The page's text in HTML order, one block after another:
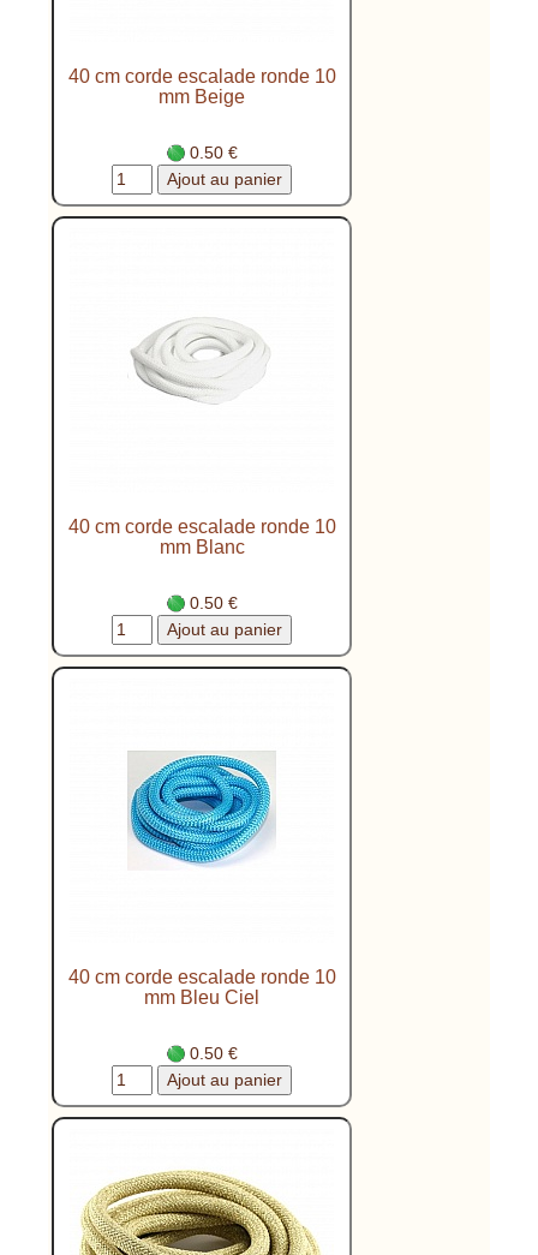
40 cm corde escalade ronde 10
mm Beige
0.50 €
40 cm corde escalade ronde 10
mm Blanc
0.50 €
40 cm corde escalade ronde 10
mm Bleu Ciel
0.50 €